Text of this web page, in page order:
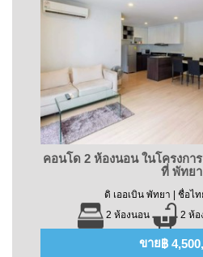
คอนโด 2 ห้องนอน ในโครงกา
ที่ พัทยา
ดิ เออเบิน พัทยา | ชื่อไท
2 ห้องนอน
2 ห้อ
ขาย฿